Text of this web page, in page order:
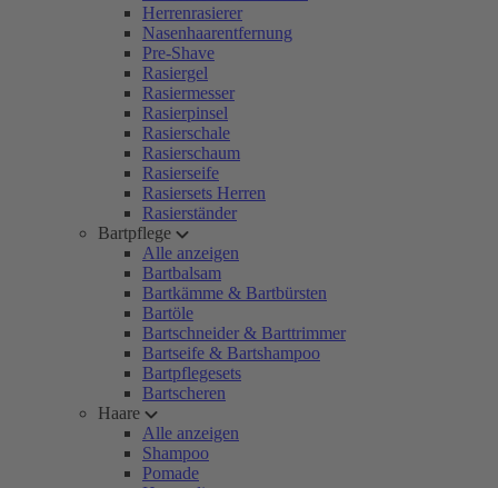
Herrenrasierer
Nasenhaarentfernung
Pre-Shave
Rasiergel
Rasiermesser
Rasierpinsel
Rasierschale
Rasierschaum
Rasierseife
Rasiersets Herren
Rasierständer
Bartpflege
Alle anzeigen
Bartbalsam
Bartkämme & Bartbürsten
Bartöle
Bartschneider & Barttrimmer
Bartseife & Bartshampoo
Bartpflegesets
Bartscheren
Haare
Alle anzeigen
Shampoo
Pomade